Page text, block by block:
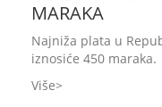
MARAKA
Najniža plata u
iznosiće 450 maraka.
Više